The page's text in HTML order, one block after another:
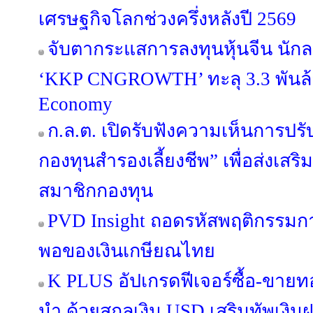
เศรษฐกิจโลกช่วงครึ่งหลังปี 2569
จับตากระแสการลงทุนหุ้นจีน นัก
‘KKP CNGROWTH’ ทะลุ 3.3 พั
Economy
ก.ล.ต. เปิดรับฟังความเห็นการปรั
กองทุนสำรองเลี้ยงชีพ” เพื่อส่งเส
สมาชิกกองทุน
PVD Insight ถอดรหัสพฤติกรรม
พอของเงินเกษียณไทย
K PLUS อัปเกรดฟีเจอร์ซื้อ-ขาย